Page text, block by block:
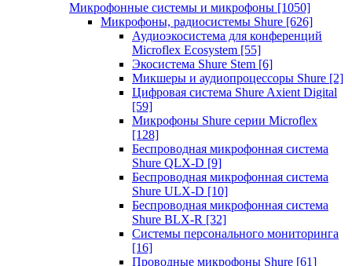
Микрофонные системы и микрофоны [1050]
Микрофоны, радиосистемы Shure [626]
Аудиоэкосистема для конференций
Microflex Ecosystem [55]
Экосистема Shure Stem [6]
Микшеры и аудиопроцессоры Shure [2]
Цифровая система Shure Axient Digital
[59]
Микрофоны Shure серии Microflex
[128]
Беспроводная микрофонная система
Shure QLX-D [9]
Беспроводная микрофонная система
Shure ULX-D [10]
Беспроводная микрофонная система
Shure BLX-R [32]
Системы персонального мониторинга
[16]
Проводные микрофоны Shure [61]